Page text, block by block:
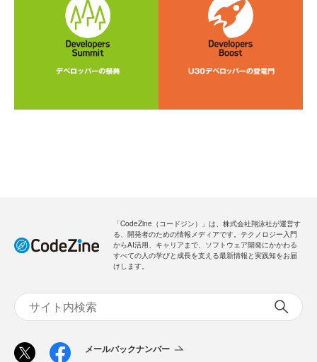
「CodeZine（コードジン）」は、株式会社翔泳社が運営す
る、開発者のための情報メディアです。テクノロジー入門
からAI活用、キャリアまで、ソフトウェア開発にかかわる
すべての人の学びと成長を支える最新情報と実践知をお届
けします。
メールバックナンバー